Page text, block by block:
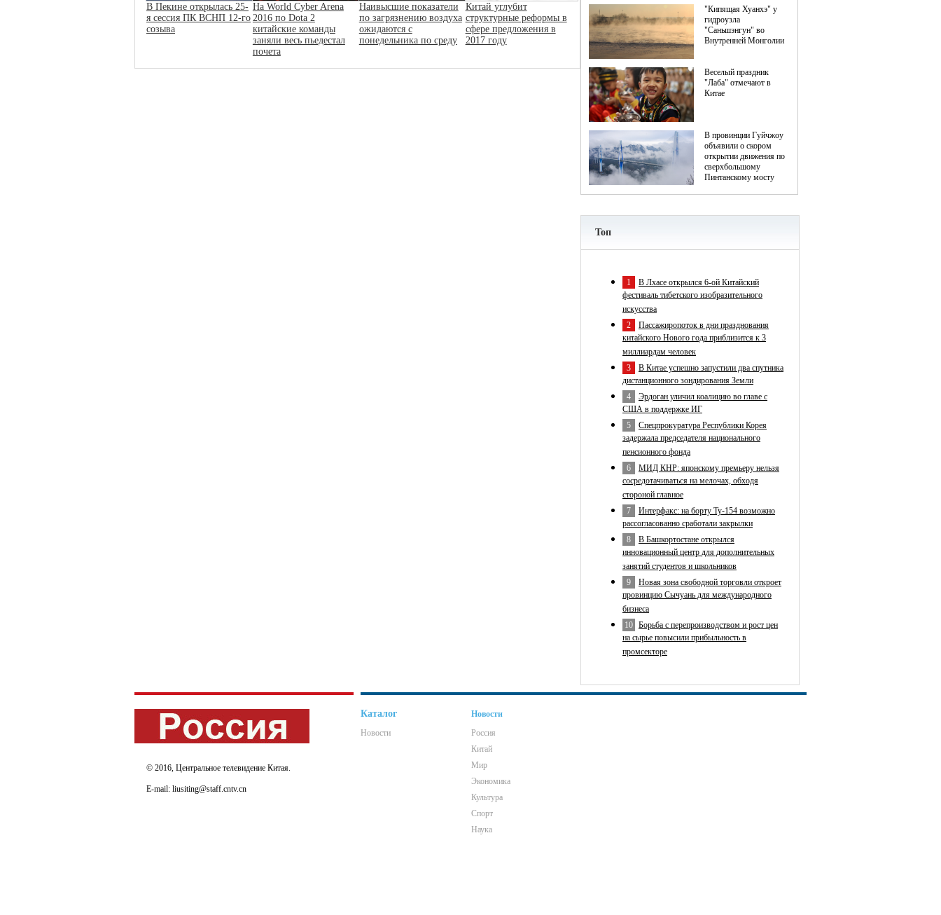
В Пекине открылась 25-
я сессия ПК ВСНП 12-го
созыва
На World Cyber Arena
2016 по Dota 2
китайские команды
заняли весь пьедестал
почета
Наивысшие показатели
по загрязнению воздуха
ожидаются с
понедельника по среду
Китай углубит
структурные реформы в
сфере предложения в
2017 году
Топ
1 В Лхасе открылся 6-ой Китайский
фестиваль тибетского изобразительного
искусства
2 Пассажиропоток в дни празднования
китайского Нового года приблизится к 3
миллиардам человек
3 В Китае успешно запустили два спутника
дистанционного зондирования Земли
4 Эрдоган уличил коалицию во главе с
США в поддержке ИГ
5 Спецпрокуратура Республики Корея
задержала председателя национального
пенсионного фонда
6 МИД КНР: японскому премьеру нельзя
сосредотачиваться на мелочах, обходя
стороной главное
7 Интерфакс: на борту Ту-154 возможно
рассогласованно сработали закрылки
8 В Башкортостане открылся
инновационный центр для дополнительных
занятий студентов и школьников
9 Новая зона свободной торговли откроет
провинцию Сычуань для международного
бизнеса
10 Борьба с перепроизводством и рост цен
на сырье повысили прибыльность в
промсекторе
© 2016, Центральное телевидение Китая.
E-mail: liusiting@staff.cntv.cn
Каталог
Новости
Новости
Россия
Китай
Мир
Экономика
Культура
Спорт
Наука